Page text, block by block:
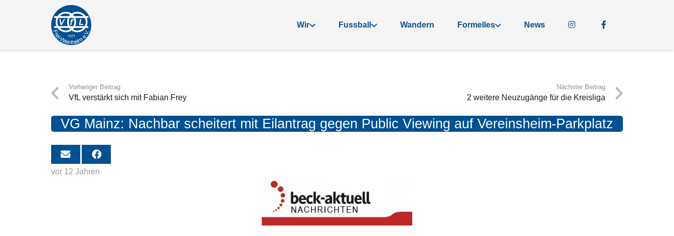
Wir Fussball Wandern Formelles News
Vorheriger Beitrag
VfL verstärkt sich mit Fabian Frey
Nächster Beitrag
2 weitere Neuzugänge für die Kreisliga
VG Mainz: Nachbar scheitert mit Eilantrag gegen Public Viewing auf Vereinsheim-Parkplatz
vor 12 Jahren